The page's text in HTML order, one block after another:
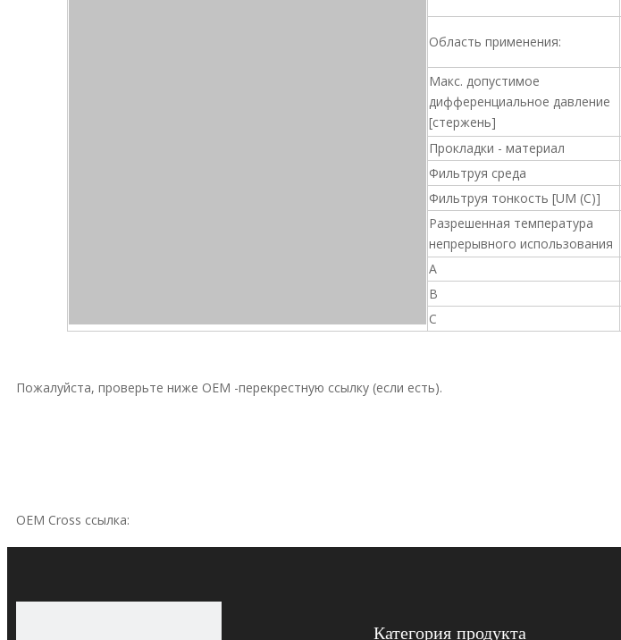
Область применения:
Макс. допустимое
дифференциальное давление
[стержень]
Прокладки - материал
Фильтруя среда
Фильтруя тонкость [UM (C)]
Разрешенная температура
непрерывного использования
A
B
C
Пожалуйста, проверьте ниже OEM -перекрестную ссылку (если есть).
OEM Cross ссылка:
02055973
Категория продукта